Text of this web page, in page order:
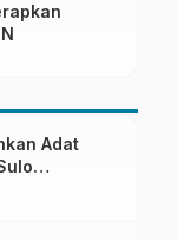
Adat